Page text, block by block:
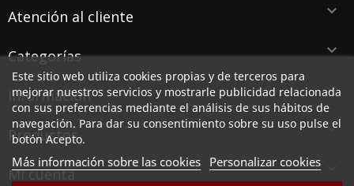
Atención al cliente keyboard_arrow_down
Categorías keyboard_arrow_down
Información keyboard_arrow_down
Productos keyboard_arrow_down
Mi cuenta
Este sitio web utiliza cookies propias y de terceros para
mejorar nuestros servicios y mostrarle publicidad relacionada
con sus preferencias mediante el análisis de sus hábitos de
navegación. Para dar su consentimiento sobre su uso pulse el
botón Acepto.
Más información sobre las cookies Personalizar cookies